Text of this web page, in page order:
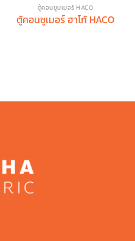
ตู้คอนซูมเมอร์ HACO
ตู้คอนซูเมอร์ ฮาโก้ HACO